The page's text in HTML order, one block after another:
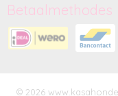
Betaalmethodes
© 2026